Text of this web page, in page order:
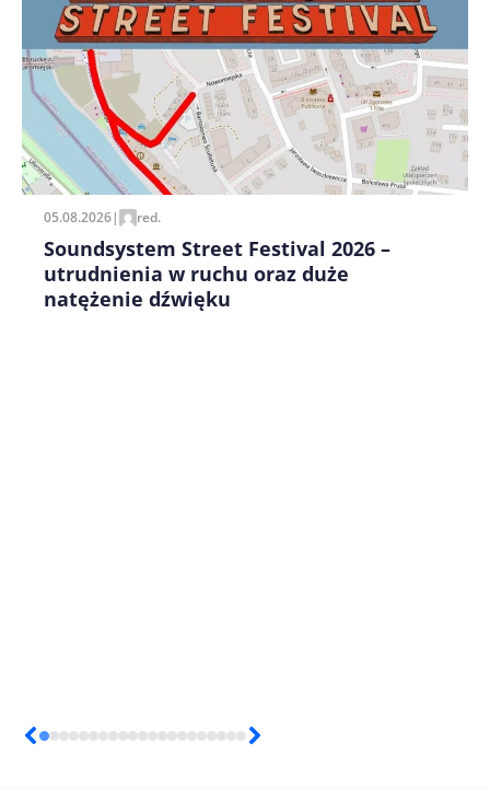
Zapamiętaj moje dane w tej przeglądarce podczas
pisania kolejnych komentarzy.
05.08.2026| red.
Soundsystem Street Festival 2026 –
utrudnienia w ruchu oraz duże
natężenie dźwięku